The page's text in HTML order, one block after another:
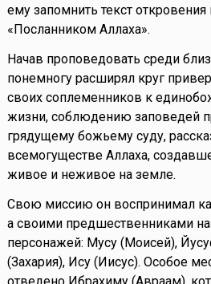
ему запомнить текст откровения
«Посланником Аллаха».
Начав проповедовать среди
понемногу расширял круг
своих соплеменников к
жизни, соблюдению заповедей
грядущему божьему суду,
всемогуществе Аллаха,
живое и неживое на земле.
Свою миссию он воспринимал
а своими предшественниками
персонажей: Мусу (Моисей),
(Захария), Ису (Иисус). Особое